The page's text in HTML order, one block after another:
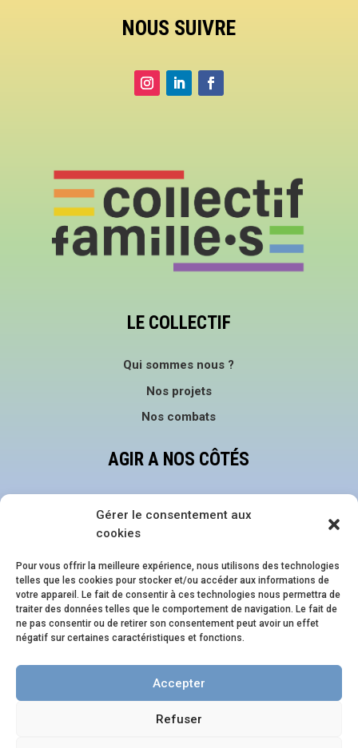
Gérer le consentement aux
cookies
Pour vous offrir la meilleure expérience, nous utilisons des technologies
telles que les cookies pour stocker et/ou accéder aux informations de
votre appareil. Le fait de consentir à ces technologies nous permettra de
traiter des données telles que le comportement de navigation. Le fait de
ne pas consentir ou de retirer son consentement peut avoir un effet
négatif sur certaines caractéristiques et fonctions.
Accepter
Refuser
NOUS SUIVRE
LE COLLECTIF
Qui sommes nous ?
Nos projets
Nos combats
AGIR A NOS CÔTÉS
Devenir bénévole
NOS ÉVÈNEMENTS
Family Pride Festival
Journée en Famille.s
Soirée en Famille.s